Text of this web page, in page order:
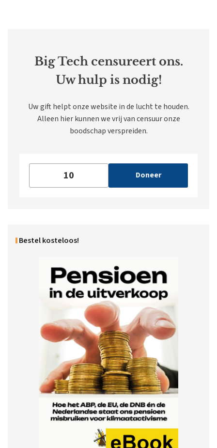
Big Tech censureert ons.
Uw hulp is nodig!
Uw gift helpt onze website in de lucht te houden.
Alleen hier kunnen we vrij van censuur onze
boodschap verspreiden.
Doneer
Bestel kosteloos!